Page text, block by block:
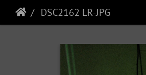
DSC2162 LR-JPG